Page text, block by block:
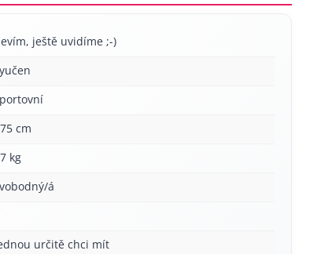
ještě uvidíme ;-)
cm
kg
á
určitě chci mít